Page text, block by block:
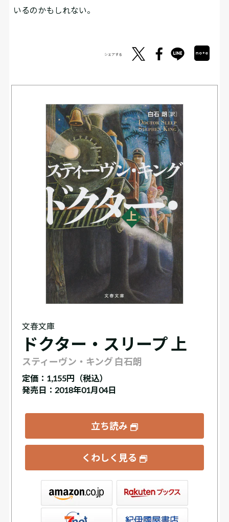
いるのかもしれない。
シェアする
文春文庫
ドクター・スリープ 上
スティーヴン・キング 白石朗
定価： 1,155円（税込）
発売日：2018年01月04日
立ち読み
くわしく見る
書店ウェブストア